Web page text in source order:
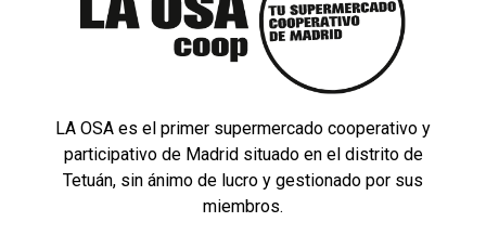
LA OSA es el primer supermercado cooperativo y
participativo de Madrid situado en el distrito de
Tetuán, sin ánimo de lucro y gestionado por sus
miembros.